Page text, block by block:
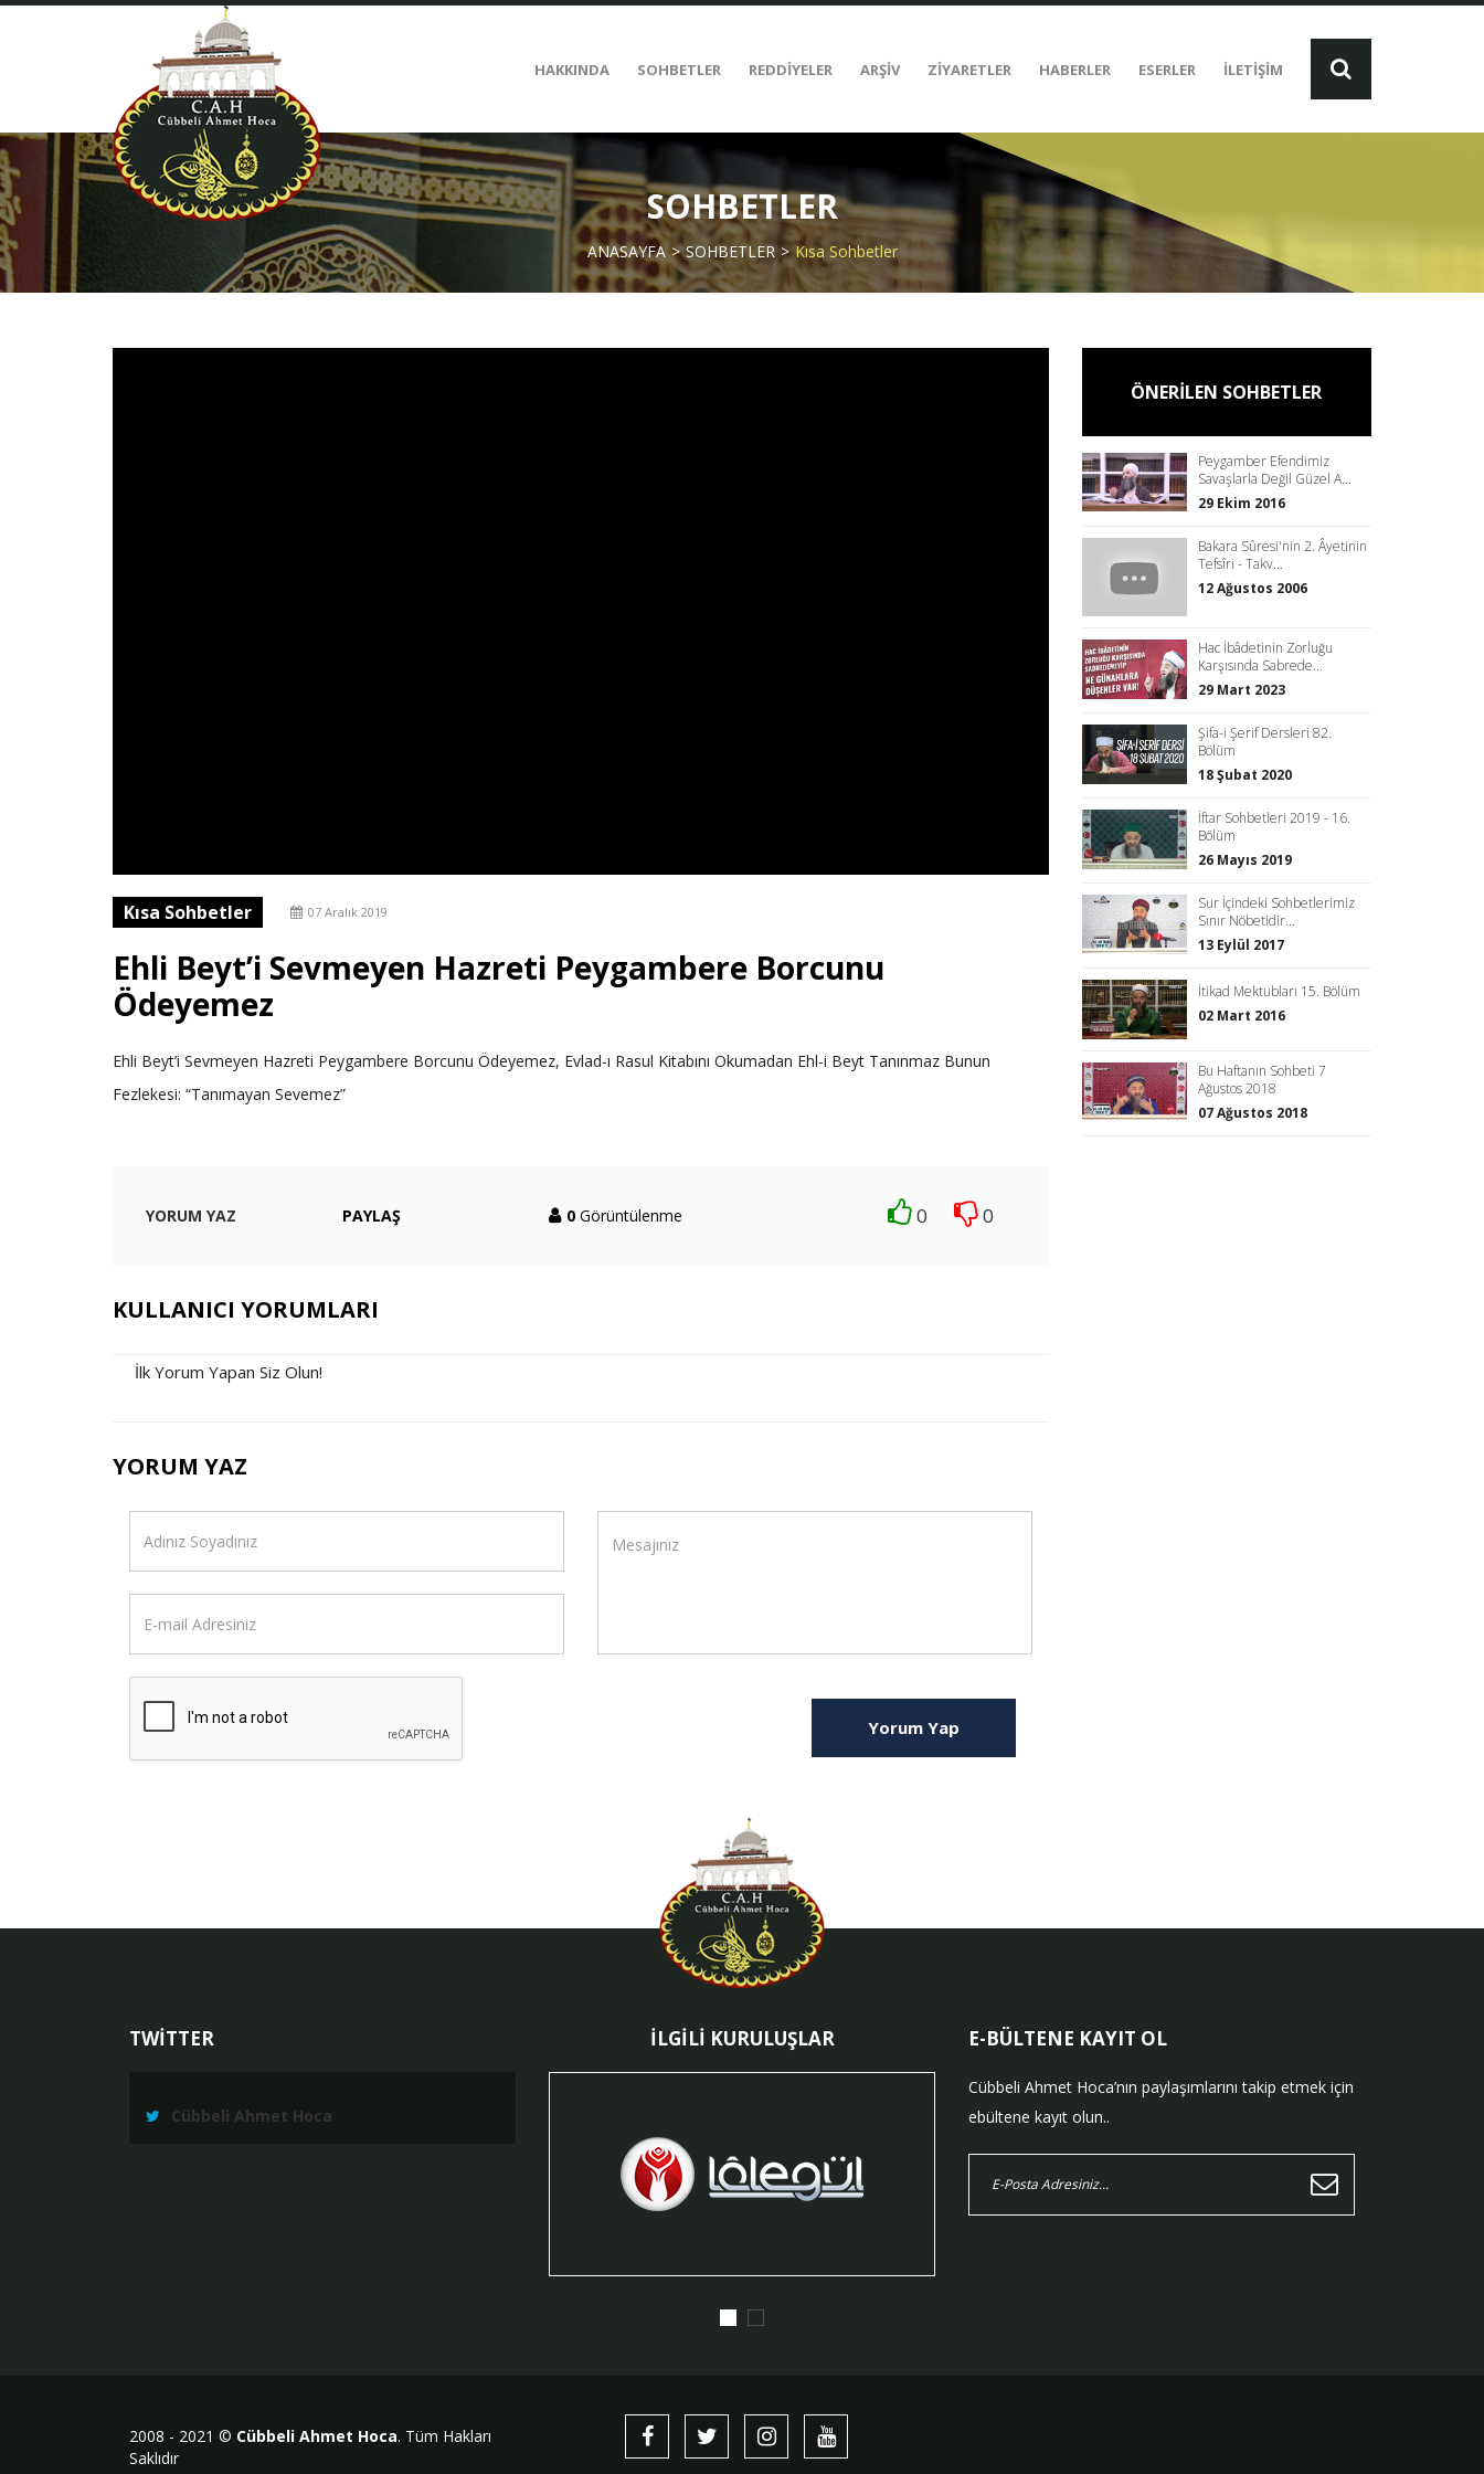
HAKKINDA SOHBETLER REDDİYELER ARŞİV ZİYARETLER HABERLER ESERLER İLETİŞİM
SOHBETLER
ANASAYFA SOHBETLER Kısa Sohbetler
Kısa Sohbetler 07 Aralık 2019
Ehli Beyt’i Sevmeyen Hazreti Peygambere Borcunu
Ödeyemez
Ehli Beyt’i Sevmeyen Hazreti Peygambere Borcunu Ödeyemez, Evlad-ı Rasul Kitabını Okumadan Ehl-i Beyt Tanınmaz Bunun
Fezlekesi: “Tanımayan Sevemez”
YORUM YAZ PAYLAŞ 0 Görüntülenme 0 0
KULLANICI YORUMLARI
İlk Yorum Yapan Siz Olun!
YORUM YAZ
Yorum Yap
ÖNERİLEN SOHBETLER
Peygamber Efendimiz
Savaşlarla Değil Güzel A...
29 Ekim 2016
Bakara Sûresi'nin 2. Âyetinin
Tefsîri - Takv...
12 Ağustos 2006
Hac İbâdetinin Zorluğu
Karşısında Sabrede...
29 Mart 2023
Şifa-i Şerif Dersleri 82.
Bölüm
18 Şubat 2020
İftar Sohbetleri 2019 - 16.
Bölüm
26 Mayıs 2019
Sur İçindeki Sohbetlerimiz
Sınır Nöbetidir...
13 Eylül 2017
İtikad Mektubları 15. Bölüm
02 Mart 2016
Bu Haftanın Sohbeti 7
Ağustos 2018
07 Ağustos 2018
TWİTTER
Cübbeli Ahmet Hoca
İLGİLİ KURULUŞLAR E-BÜLTENE KAYIT OL
Cübbeli Ahmet Hoca’nın paylaşımlarını takip etmek için
ebültene kayıt olun..
2008 - 2021 © Cübbeli Ahmet Hoca. Tüm Hakları
Saklıdır